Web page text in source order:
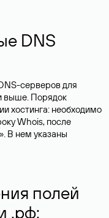
DNS
серверов для
выше. Порядок
хостинга: необходимо
Whois, после
В нем указаны
полей
.рф: